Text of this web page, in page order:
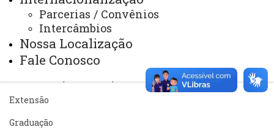
Parcerias / Convênios
Intercâmbios
Nossa Localização
Fale Conosco
Gabinete Reitoria
Secretaria dos Conselhos Superiores
PRÓ-REITORIAS
Extensão
Graduação